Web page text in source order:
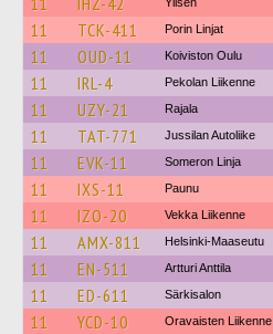
11 TCK-411 Porin Linjat
11 OUD-11 Koiviston Oulu
11 IRL-4 Pekolan Liikenne
11 UZY-21 Rajala
11 TAT-771 Jussilan Autoliike
11 EVK-11 Someron Linja
11 IXS-11 Paunu
11 IZO-20 Vekka Liikenne
11 AMX-811 Helsinki-Maaseutu
11 EN-511 Artturi Anttila
11 ED-611 Särkisalon
11 YCD-10 Oravaisten Liikenne